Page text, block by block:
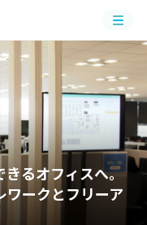
メニ
ュー
きるオフィスへ。
ワークとフリーア